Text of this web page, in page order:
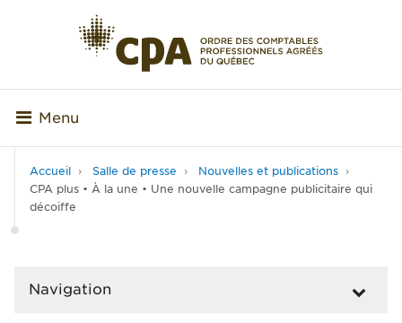
Menu
Accueil Salle de presse
Nouvelles et publications
CPA plus • À la une • Une nouvelle campagne publicitaire qui
décoiffe
Navigation